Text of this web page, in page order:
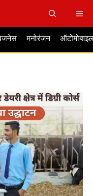
मनोरंजन